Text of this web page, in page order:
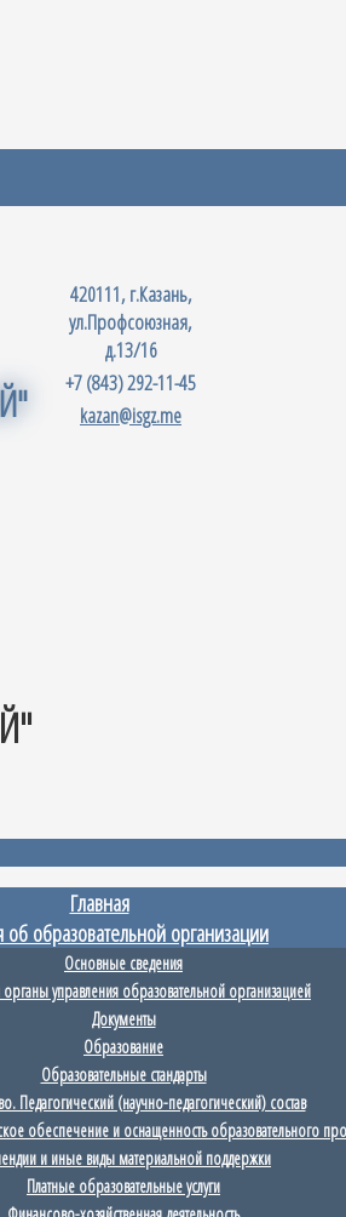
420111, г.Казань,
ул.Профсоюзная,
д.13/16
+7 (843) 292-11-45
kazan@isgz.me
Главная
об образовательной организации
Основные сведения
органы управления образовательной организацией
Документы
Образование
Образовательные стандарты
Педагогический (научно-педагогический) состав
обеспечение и оснащенность образовательного
и иные виды материальной поддержки
Платные образовательные услуги